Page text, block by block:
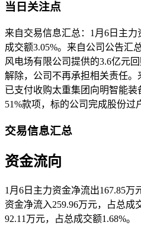
当日关注点
来自交易信息汇总：1月6日主力
成交额3.05%。来自公司公告汇
风电场有限公司提供的3.6亿元
解除，公司不再承担相关责任
已支付收购太重集团向明智能装
51%款项，标的公司完成股份过
交易信息汇总
资金流向
1月6日主力资金净流出167.85万
资金净流入259.96万元，占总成
92.11万元，占总成交额1.68%。